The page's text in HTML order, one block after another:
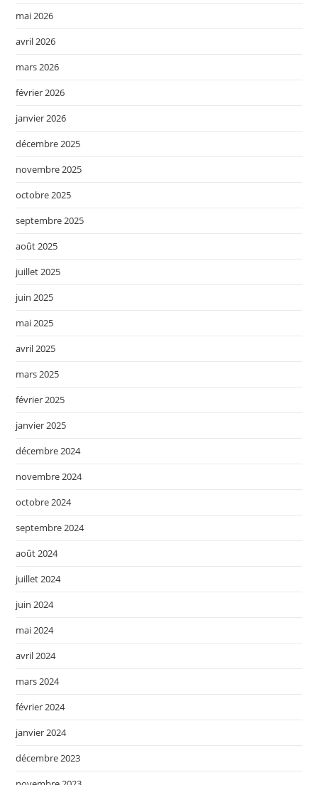
mai 2026
avril 2026
mars 2026
février 2026
janvier 2026
décembre 2025
novembre 2025
octobre 2025
septembre 2025
août 2025
juillet 2025
juin 2025
mai 2025
avril 2025
mars 2025
février 2025
janvier 2025
décembre 2024
novembre 2024
octobre 2024
septembre 2024
août 2024
juillet 2024
juin 2024
mai 2024
avril 2024
mars 2024
février 2024
janvier 2024
décembre 2023